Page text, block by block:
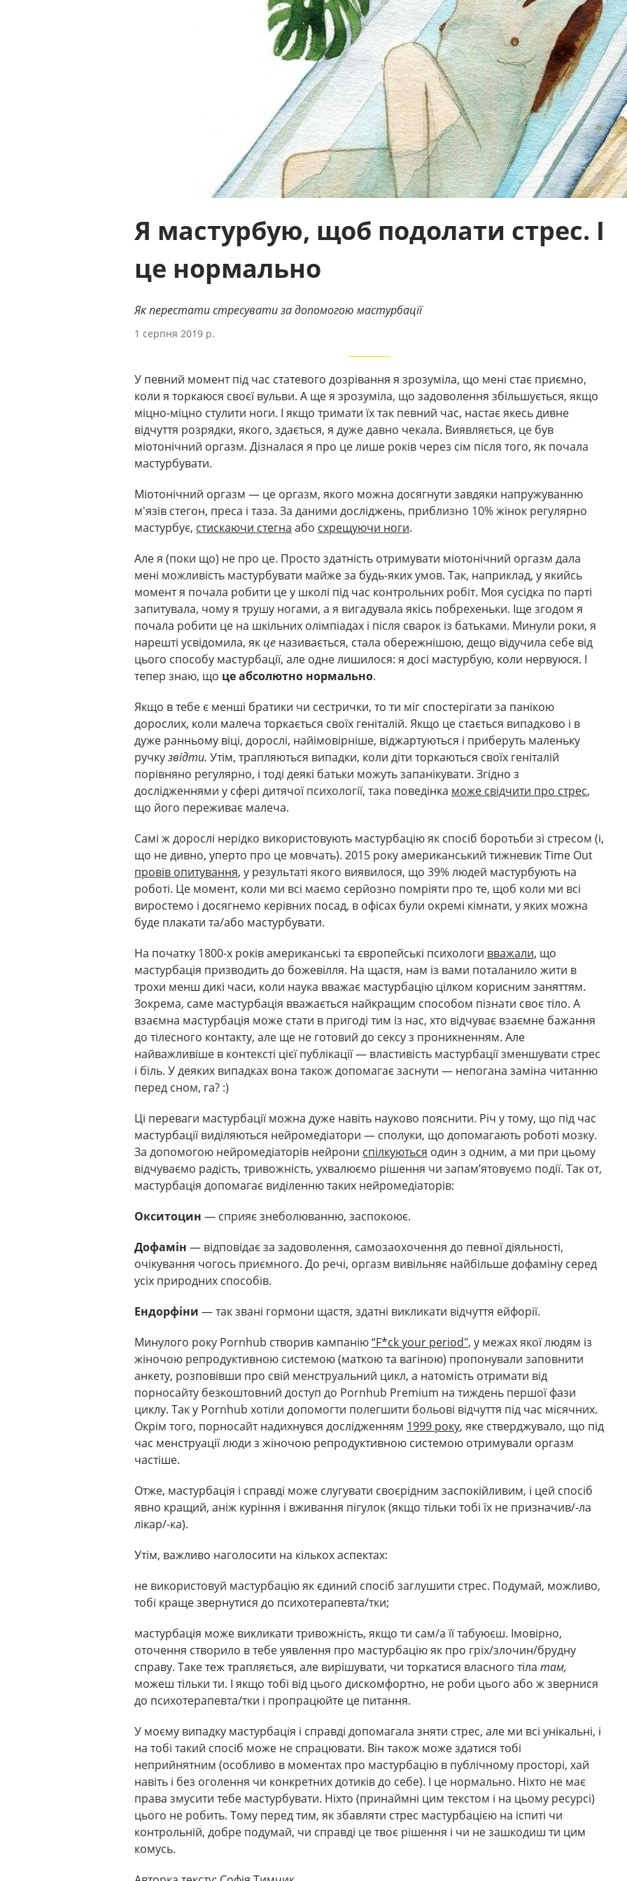
Я мастурбую, щоб подолати стрес. І
це нормально
Як перестати стресувати за допомогою мастурбації
1 серпня 2019 р.
У певний момент під час статевого дозрівання я зрозуміла, що мені стає приємно,
коли я торкаюся своєї вульви. А ще я зрозуміла, що задоволення збільшується, якщо
міцно-міцно стулити ноги. І якщо тримати їх так певний час, настає якесь дивне
відчуття розрядки, якого, здається, я дуже давно чекала. Виявляється, це був
міотонічний оргазм. Дізналася я про це лише років через сім після того, як почала
мастурбувати.
Міотонічний оргазм — це оргазм, якого можна досягнути завдяки напружуванню
м'язів стегон, преса і таза. За даними досліджень, приблизно 10% жінок регулярно
мастурбує, стискаючи стегна або схрещуючи ноги.
Але я (поки що) не про це. Просто здатність отримувати міотонічний оргазм дала
мені можливість мастурбувати майже за будь-яких умов. Так, наприклад, у якийсь
момент я почала робити це у школі під час контрольних робіт. Моя сусідка по парті
запитувала, чому я трушу ногами, а я вигадувала якісь побрехеньки. Іще згодом я
почала робити це на шкільних олімпіадах і після сварок із батьками. Минули роки, я
нарешті усвідомила, як це називається, стала обережнішою, дещо відучила себе від
цього способу мастурбації, але одне лишилося: я досі мастурбую, коли нервуюся. І
тепер знаю, що це абсолютно нормально.
Якщо в тебе є менші братики чи сестрички, то ти міг спостерігати за панікою
дорослих, коли малеча торкається своїх геніталій. Якщо це стається випадково і в
дуже ранньому віці, дорослі, найімовірніше, віджартуються і приберуть маленьку
ручкузвідти. Утім, трапляються випадки, коли діти торкаються своїх геніталій
порівняно регулярно, і тоді деякі батьки можуть запанікувати. Згідно з
дослідженнями у сфері дитячої психології, така поведінка може свідчити про стрес,
що його переживає малеча.
Самі ж дорослі нерідко використовують мастурбацію як спосіб боротьби зі стресом (і,
що не дивно, уперто про це мовчать). 2015 року американський тижневик Time Out
провів опитування, у результаті якого виявилося, що 39% людей мастурбують на
роботі. Це момент, коли ми всі маємо серйозно помріяти про те, щоб коли ми всі
виростемо і досягнемо керівних посад, в офісах були окремі кімнати, у яких можна
буде плакати та/або мастурбувати.
На початку 1800-х років американські та європейські психологи вважали, що
мастурбація призводить до божевілля. На щастя, нам із вами поталанило жити в
трохи менш дикі часи, коли наука вважає мастурбацію цілком корисним заняттям.
Зокрема, саме мастурбація вважається найкращим способом пізнати своє тіло. А
взаємна мастурбація може стати в пригоді тим із нас, хто відчуває взаємне бажання
до тілесного контакту, але ще не готовий до сексу з проникненням. Але
найважливіше в контексті цієї публікації — властивість мастурбації зменшувати стрес
і біль. У деяких випадках вона також допомагає заснути — непогана заміна читанню
перед сном, га? :)
Ці переваги мастурбації можна дуже навіть науково пояснити. Річ у тому, що під час
мастурбації виділяються нейромедіатори — сполуки, що допомагають роботі мозку.
За допомогою нейромедіаторів нейрони спілкуються один з одним, а ми при цьому
відчуваємо радість, тривожність, ухвалюємо рішення чи запам’ятовуємо події. Так от,
мастурбація допомагає виділенню таких нейромедіаторів:
Окситоцин — сприяє знеболюванню, заспокоює.
Дофамін — відповідає за задоволення, самозаохочення до певної діяльності,
очікування чогось приємного. До речі, оргазм вивільняє найбільше дофаміну серед
усіх природних способів.
Ендорфіни — так звані гормони щастя, здатні викликати відчуття ейфорії.
Минулого року Pornhub створив кампанію“F*ck your period", у межах якої людям із
жіночою репродуктивною системою (маткою та вагіною) пропонували заповнити
анкету, розповівши про свій менструальний цикл, а натомість отримати від
порносайту безкоштовний доступ до Pornhub Premium на тиждень першої фази
циклу. Так у Pornhub хотіли допомогти полегшити больові відчуття під час місячних.
Окрім того, порносайт надихнувся дослідженням 1999 року, яке стверджувало, що під
час менструації люди з жіночою репродуктивною системою отримували оргазм
частіше.
Отже, мастурбація і справді може слугувати своєрідним заспокійливим, і цей спосіб
явно кращий, аніж куріння і вживання пігулок (якщо тільки тобі їх не призначив/-ла
лікар/-ка).
Утім, важливо наголосити на кількох аспектах:
не використовуй мастурбацію як єдиний спосіб заглушити стрес. Подумай, можливо,
тобі краще звернутися до психотерапевта/тки;
мастурбація може викликати тривожність, якщо ти сам/а її табуюєш. Імовірно,
оточення створило в тебе уявлення про мастурбацію як про гріх/злочин/брудну
справу. Таке теж трапляється, але вирішувати, чи торкатися власного тіла там,
можеш тільки ти. І якщо тобі від цього дискомфортно, не роби цього або ж звернися
до психотерапевта/тки і пропрацюйте це питання.
У моєму випадку мастурбація і справді допомагала зняти стрес, але ми всі унікальні, і
на тобі такий спосіб може не спрацювати. Він також може здатися тобі
неприйнятним (особливо в моментах про мастурбацію в публічному просторі, хай
навіть і без оголення чи конкретних дотиків до себе). І це нормально. Ніхто не має
права змусити тебе мастурбувати. Ніхто (принаймні цим текстом і на цьому ресурсі)
цього не робить. Тому перед тим, як збавляти стрес мастурбацією на іспиті чи
контрольній, добре подумай, чи справді це твоє рішення і чи не зашкодиш ти цим
комусь.